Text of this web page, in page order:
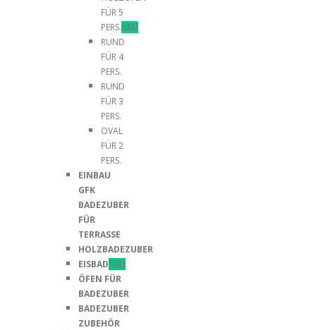
FÜR 5
PERS.NEU
RUND
FÜR 4
PERS.
RUND
FÜR 3
PERS.
OVAL
FÜR 2
PERS.
EINBAU
GFK
BADEZUBER
FÜR
TERRASSE
HOLZBADEZUBER
EISBADNEU
ÖFEN FÜR
BADEZUBER
BADEZUBER
ZUBEHÖR